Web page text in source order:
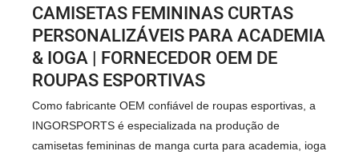
CAMISETAS FEMININAS CURTAS
PERSONALIZÁVEIS ​​PARA ACADEMIA
& IOGA | FORNECEDOR OEM DE
ROUPAS ESPORTIVAS
Como fabricante OEM confiável de roupas esportivas, a
INGORSPORTS é especializada na produção de
camisetas femininas de manga curta para academia, ioga